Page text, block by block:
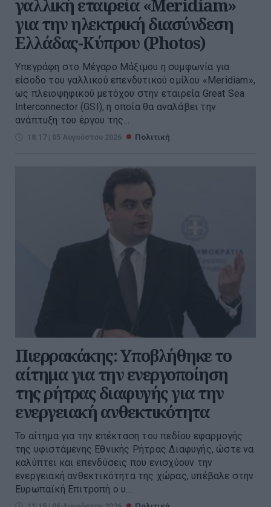
γαλλική εταιρεία «Meridiam»
για την ηλεκτρική διασύνδεση
Ελλάδας-Κύπρου (Photos)
Υπεγράφη στο Μέγαρο Μάξιμου η συμφωνία για
είσοδο του γαλλικού επενδυτικού ομίλου «Meridiam»,
ως πλειοψηφικού μετόχου στην εταιρεία Great Sea
Interconnector (GSI), η οποία θα αναλάβει την
ανάπτυξη του έργου της...
18:17 | 05 Αυγούστου 2026 Πολιτική
Πιερρακάκης: Υποβλήθηκε το
αίτημα για την ενεργοποίηση
της ρήτρας διαφυγής για την
ενεργειακή ανθεκτικότητα
Το αίτημα για την επέκταση του πεδίου εφαρμογής
της υφιστάμενης Εθνικής Ρήτρας Διαφυγής, ώστε να
καλύπτει και επενδύσεις που ενισχύουν την
ενεργειακή ανθεκτικότητα της χώρας, υπέβαλε στην
Ευρωπαϊκή Επιτροπή ο υ...